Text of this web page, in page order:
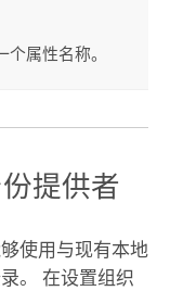
属性名称。
提供者
使用与现有本地
。 在设置组织